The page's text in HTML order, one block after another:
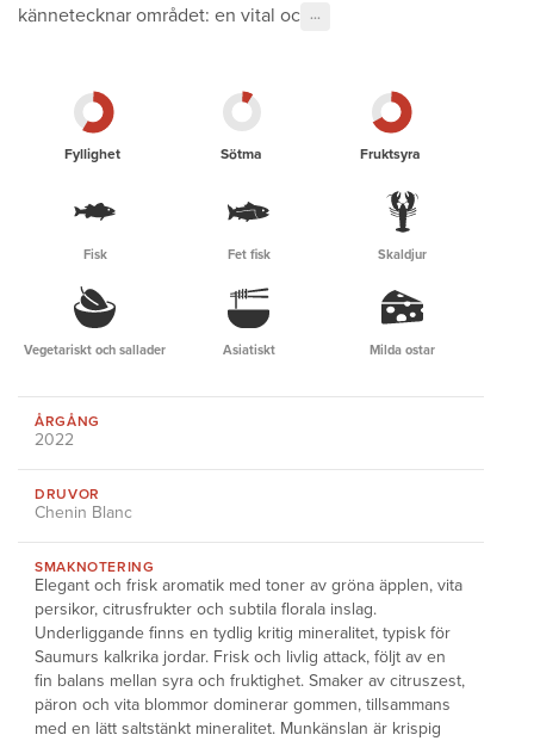
kännetecknar området: en vital oc
···
Fyllighet Sötma Fruktsyra
Fisk Fet fisk Skaldjur
Vegetariskt och sallader Asiatiskt Milda ostar
ÅRGÅNG
2022
DRUVOR
Chenin Blanc
SMAKNOTERING
Elegant och frisk aromatik med toner av gröna äpplen, vita
persikor, citrusfrukter och subtila florala inslag.
Underliggande finns en tydlig kritig mineralitet, typisk för
Saumurs kalkrika jordar. Frisk och livlig attack, följt av en
fin balans mellan syra och fruktighet. Smaker av citruszest,
päron och vita blommor dominerar gommen, tillsammans
med en lätt saltstänkt mineralitet. Munkänslan är krispig